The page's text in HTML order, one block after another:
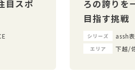
目スポ
ろの誇り
目指す挑戦
シリーズ assh
エリア 下越/